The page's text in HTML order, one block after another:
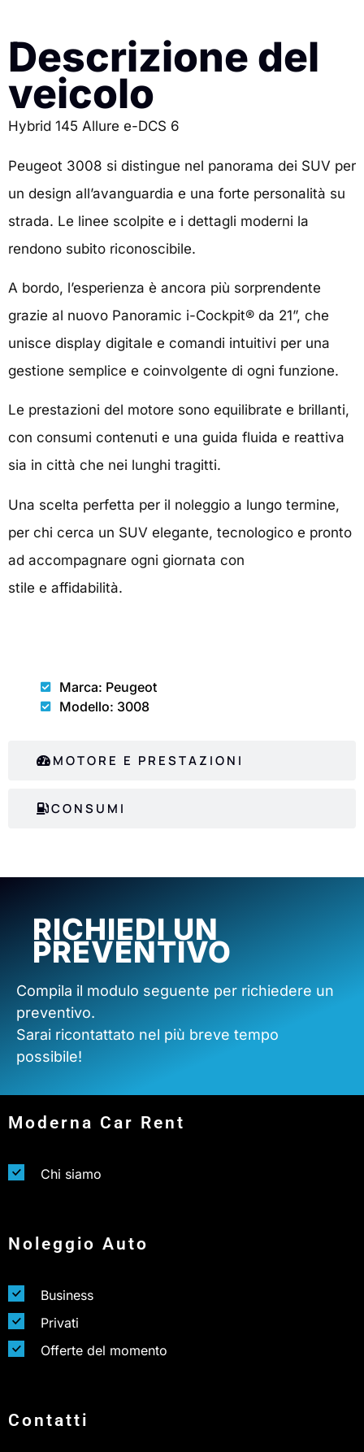
Descrizione del
veicolo
Hybrid 145 Allure e-DCS 6
Peugeot 3008 si distingue nel panorama dei SUV per
un design all’avanguardia e una forte personalità su
strada. Le linee scolpite e i dettagli moderni la
rendono subito riconoscibile.
A bordo, l’esperienza è ancora più sorprendente
grazie al nuovo Panoramic i-Cockpit® da 21”, che
unisce display digitale e comandi intuitivi per una
gestione semplice e coinvolgente di ogni funzione.
Le prestazioni del motore sono equilibrate e brillanti,
con consumi contenuti e una guida fluida e reattiva
sia in città che nei lunghi tragitti.
Una scelta perfetta per il noleggio a lungo termine,
per chi cerca un SUV elegante, tecnologico e pronto
ad accompagnare ogni giornata con
stile e affidabilità.
MOTORE E PRESTAZIONI
CONSUMI
Marca: Peugeot
Modello: 3008
RICHIEDI UN
PREVENTIVO
Compila il modulo seguente per richiedere un
preventivo.
Sarai ricontattato nel più breve tempo
possibile!
Moderna Car Rent
Chi siamo
Noleggio Auto
Business
Privati
Offerte del momento
Contatti